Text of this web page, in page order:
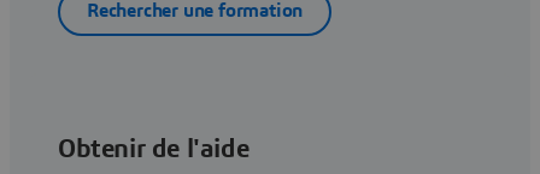
Rechercher une formation
Obtenir de l'aide